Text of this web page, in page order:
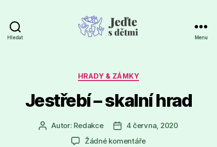
Hledat Menu
Rubriky
HRADY & ZÁMKY
Jestřebí – skalní hrad
Autor
příspěvku
Autor: Redakce
Datum
příspěvku
4 června, 2020
Žádné komentářeu